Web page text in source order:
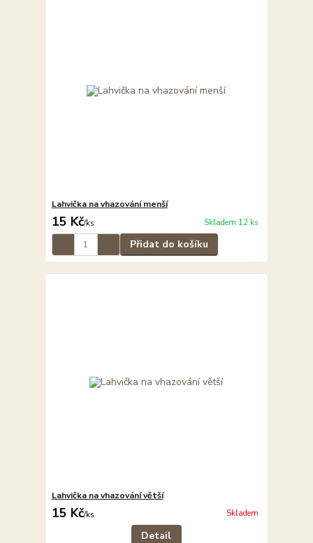
Lahvička na vhazování menší
15 Kč/ks Skladem 12 ks
Přidat do košíku
Lahvička na vhazování větší
15 Kč/ks Skladem
Detail